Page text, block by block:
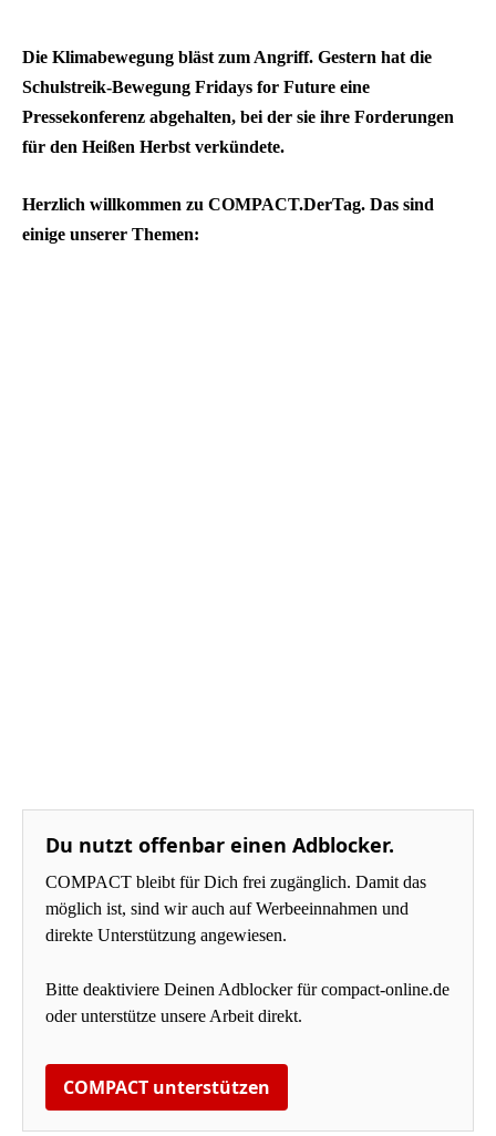
Die Klimabewegung bläst zum Angriff. Gestern hat die
Schulstreik-Bewegung Fridays for Future eine
Pressekonferenz abgehalten, bei der sie ihre Forderungen
für den Heißen Herbst verkündete.
Herzlich willkommen zu COMPACT.DerTag. Das sind
einige unserer Themen:
Du nutzt offenbar einen Adblocker.
COMPACT bleibt für Dich frei zugänglich. Damit das
möglich ist, sind wir auch auf Werbeeinnahmen und
direkte Unterstützung angewiesen.
Bitte deaktiviere Deinen Adblocker für compact-online.de
oder unterstütze unsere Arbeit direkt.
COMPACT unterstützen